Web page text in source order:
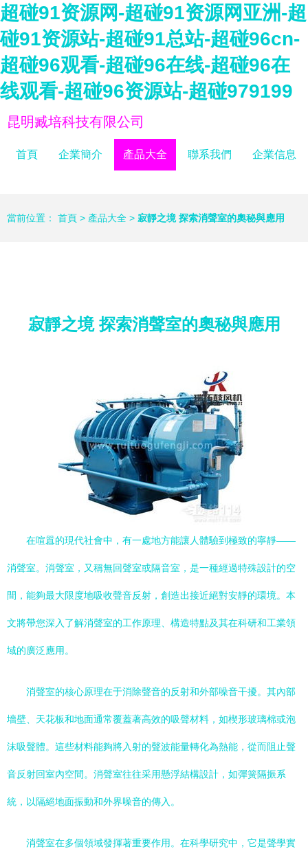
超碰91资源网-超碰91资源网亚洲-超
碰91资源站-超碰91总站-超碰96cn-
超碰96观看-超碰96在线-超碰96在
线观看-超碰96资源站-超碰979199
昆明臧培科技有限公司
首頁 企業簡介 產品大全 聯系我們 企業信息
當前位置： 首頁 > 產品大全 > 寂靜之境 探索消聲室的奧秘與應用
寂靜之境 探索消聲室的奧秘與應用
在喧囂的現代社會中，有一處地方能讓人體驗到極致的寧靜——
消聲室。消聲室，又稱無回聲室或隔音室，是一種經過特殊設計的空
間，能夠最大限度地吸收聲音反射，創造出接近絕對安靜的環境。本
文將帶您深入了解消聲室的工作原理、構造特點及其在科研和工業領
域的廣泛應用。
消聲室的核心原理在于消除聲音的反射和外部噪音干擾。其內部
墻壁、天花板和地面通常覆蓋著高效的吸聲材料，如楔形玻璃棉或泡
沫吸聲體。這些材料能夠將入射的聲波能量轉化為熱能，從而阻止聲
音反射回室內空間。消聲室往往采用懸浮結構設計，如彈簧隔振系
統，以隔絕地面振動和外界噪音的傳入。
消聲室在多個領域發揮著重要作用。在科學研究中，它是聲學實